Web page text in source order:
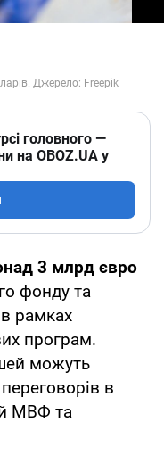
головного —
на OBOZ.UA у
3 млрд євро
фонду та
рамках
програм.
можуть
в
МВФ та